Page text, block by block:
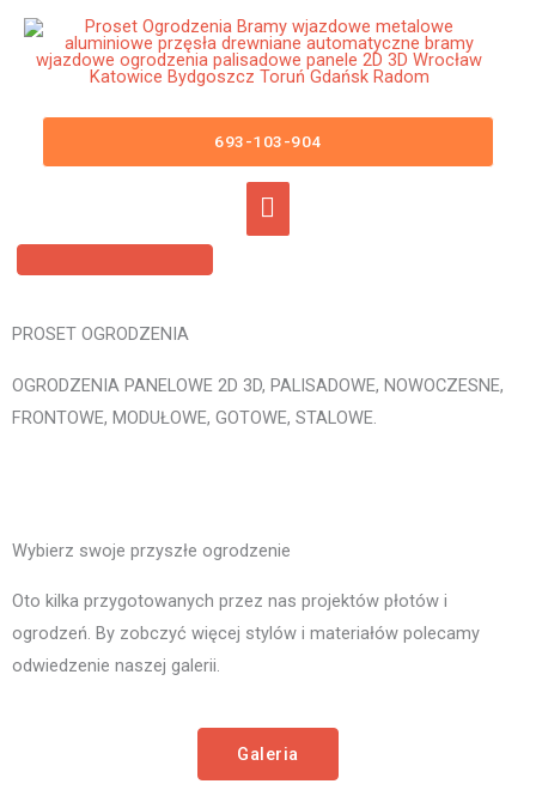
Przejdź
Główne
menu
693-103-904
Ogrodzenia Panelowe Brusy Płoty
Panelowe 3D 2D Panele
Ogrodzeniowe
PROSET OGRODZENIA
OGRODZENIA PANELOWE 2D 3D, PALISADOWE, NOWOCZESNE,
FRONTOWE, MODUŁOWE, GOTOWE, STALOWE.
Wybierz swoje przyszłe ogrodzenie
Oto kilka przygotowanych przez nas projektów płotów i
ogrodzeń. By zobczyć więcej stylów i materiałów polecamy
odwiedzenie naszej galerii.
Galeria